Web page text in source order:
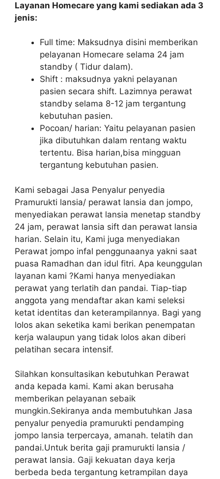
Layanan Homecare yang kami sediakan ada 3
jenis:
Full time: Maksudnya disini memberikan
pelayanan Homecare selama 24 jam
standby ( Tidur dalam).
Shift : maksudnya yakni pelayanan
pasien secara shift. Lazimnya perawat
standby selama 8-12 jam tergantung
kebutuhan pasien.
Pocoan/ harian: Yaitu pelayanan pasien
jika dibutuhkan dalam rentang waktu
tertentu. Bisa harian,bisa mingguan
tergantung kebutuhan pasien.
Kami sebagai Jasa Penyalur penyedia
Pramurukti lansia/ perawat lansia dan jompo,
menyediakan perawat lansia menetap standby
24 jam, perawat lansia sift dan perawat lansia
harian. Selain itu, Kami juga menyediakan
Perawat jompo infal penggunaanya yakni saat
puasa Ramadhan dan idul fitri. Apa keunggulan
layanan kami ?Kami hanya menyediakan
perawat yang terlatih dan pandai. Tiap-tiap
anggota yang mendaftar akan kami seleksi
ketat identitas dan keterampilannya. Bagi yang
lolos akan seketika kami berikan penempatan
kerja walaupun yang tidak lolos akan diberi
pelatihan secara intensif.
Silahkan konsultasikan kebutuhkan Perawat
anda kepada kami. Kami akan berusaha
memberikan pelayanan sebaik
mungkin.Sekiranya anda membutuhkan Jasa
penyalur penyedia pramurukti pendamping
jompo lansia terpercaya, amanah. telatih dan
pandai.Untuk berita gaji pramurukti lansia /
perawat lansia. Gaji kekuatan daya kerja
berbeda beda tergantung ketrampilan daya